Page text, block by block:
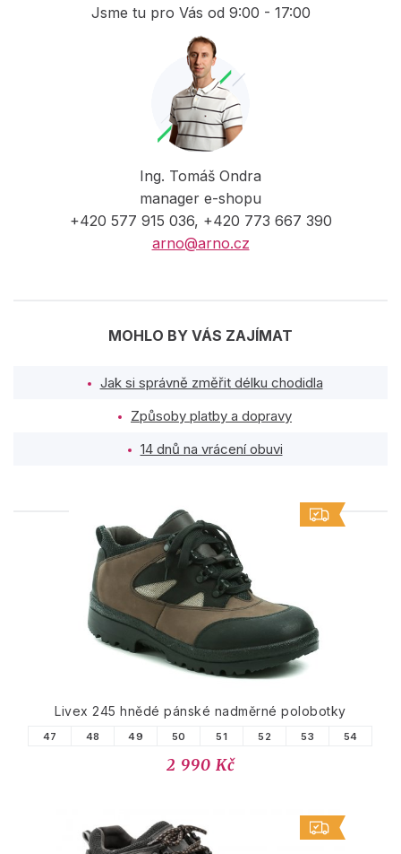
Jsme tu pro Vás od 9:00 - 17:00
Ing. Tomáš Ondra
manager e-shopu
+420 577 915 036, +420 773 667 390
arno@arno.cz
MOHLO BY VÁS ZAJÍMAT
Jak si správně změřit délku chodidla
Způsoby platby a dopravy
14 dnů na vrácení obuvi
PODOBNÉ PRODUKTY
Livex 245 hnědé pánské nadměrné polobotky
47 48 49 50 51 52 53 54
2 990 Kč